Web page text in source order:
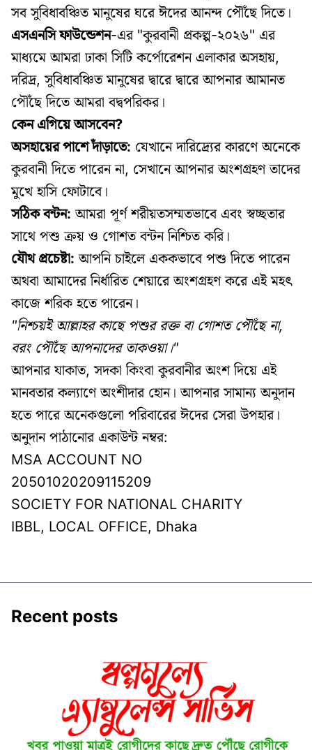
সব সুবিধাবঞ্চিত মানুষের ঘরে ঈদের আনন্দ পৌঁছে দিতে।
এসএনসি ফাউন্ডেশন-এর "কুরবানী প্রকল্প-২০২৬" এর
মাধ্যমে আমরা ঢাকা সিটি কর্পোরেশন এলাকার অসহায়,
দরিদ্র, সুবিধাবঞ্চিত মানুষের দ্বারে দ্বারে আপনার আমানত
পৌঁছে দিতে আমরা বদ্বপরিকর।
কেন এগিয়ে আসবেন?
অসহায়ের পাশে দাঁড়াতে: যেখানে দারিদ্র্যের কারণে অনেকে
কুরবানী দিতে পারেন না, সেখানে আপনার অংশগ্রহণ তাদের
মুখে হাসি ফোটাবে।
সঠিক বন্টন: আমরা পূর্ণ শরীয়তসম্মতভাবে এবং স্বচ্ছতার
সাথে পশু ক্রয় ও গোশত বন্টন নিশ্চিত করি।
যৌথ প্রচেষ্টা: আপনি চাইলে এককভাবে পশু দিতে পারেন
অথবা আমাদের নির্ধারিত শেয়ারে অংশগ্রহণ করে এই মহৎ
কাজে শরিক হতে পারেন।
"নিশ্চয়ই আল্লাহর কাছে পশুর রক্ত বা গোশত পৌঁছে না,
বরং পৌঁছে আপনাদের তাকওয়া।"
আপনার যাকাত, সদকা কিংবা কুরবানীর অংশ দিয়ে এই
মানবতার কল্যাণে অংশীদার হোন। আপনার সামান্য অনুদান
হতে পারে অনেকগুলো পরিবারের ঈদের সেরা উপহার।
অনুদান পাঠানোর একাউন্ট নম্বর:
MSA ACCOUNT NO
20501020209115209
SOCIETY FOR NATIONAL CHARITY
IBBL, LOCAL OFFICE, Dhaka
Recent posts